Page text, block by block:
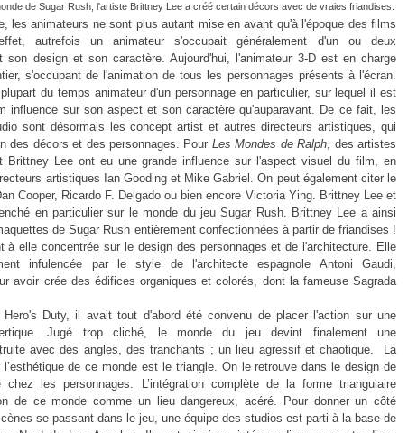
de Sugar Rush, l'artiste Brittney Lee a créé certain décors avec de vraies friandises.
les animateurs ne sont plus autant mise en avant qu'à l'époque des films
autrefois un animateur s'occupait généralement d'un ou deux
son design et son caractère. Aujourd'hui, l'animateur 3-D est en charge
s'occupant de l'animation de tous les personnages présents à l'écran.
du temps animateur d'un personnage en particulier, sur lequel il est
influence sur son aspect et son caractère qu'auparavant. De ce fait, les
sont désormais les concept artist et autres directeurs artistiques, qui
des décors et des personnages. Pour Les Mondes de Ralph, des artistes
Brittney Lee ont eu une grande influence sur l'aspect visuel du film, en
artistiques Ian Gooding et Mike Gabriel. On peut également citer le
Cooper, Ricardo F. Delgado ou bien encore Victoria Ying. Brittney Lee et
en particulier sur le monde du jeu Sugar Rush. Brittney Lee a ainsi
de Sugar Rush entièrement confectionnées à partir de friandises !
à elle concentrée sur le design des personnages et de l'architecture. Elle
infulencée par le style de l'architecte espagnole Antoni Gaudi,
avoir crée des édifices organiques et colorés, dont la fameuse Sagrada
Duty, il avait tout d'abord été convenu de placer l'action sur une
Jugé trop cliché, le monde du jeu devint finalement une
avec des angles, des tranchants ; un lieu agressif et chaotique. La
de ce monde est le triangle. On le retrouve dans le design de
chez les personnages. L’intégration complète de la forme triangulaire
de ce monde comme un lieu dangereux, acéré. Pour donner un côté
se passant dans le jeu, une équipe des studios est parti à la base de